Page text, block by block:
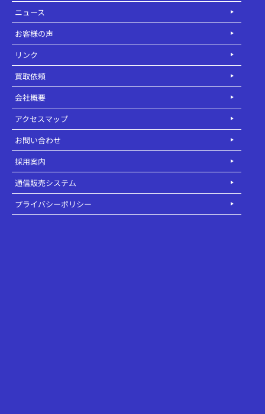
ニュース
お客様の声
リンク
買取依頼
会社概要
アクセスマップ
お問い合わせ
採用案内
通信販売システム
プライバシーポリシー